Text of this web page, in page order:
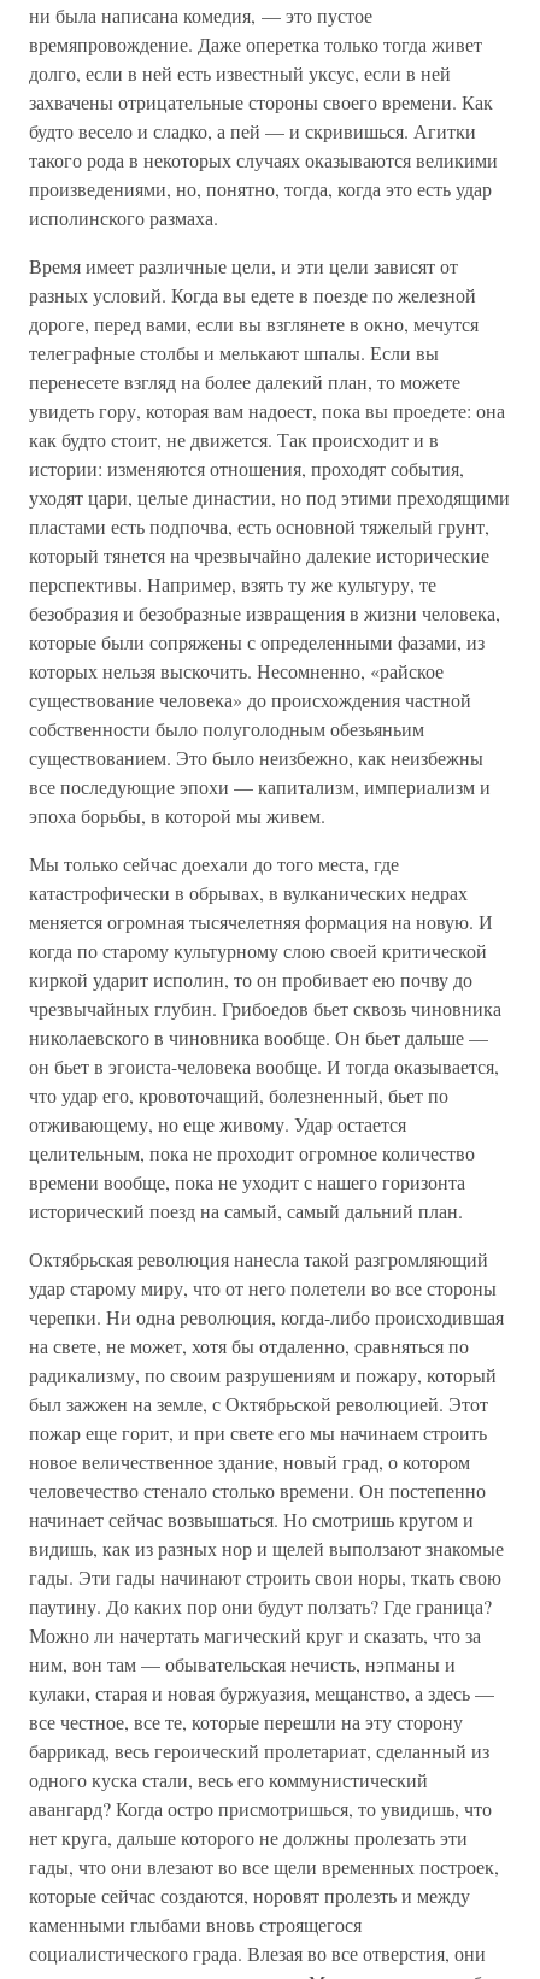
ни была написана комедия, — это пустое
времяпровождение. Даже оперетка только тогда живет
долго, если в ней есть известный уксус, если в ней
захвачены отрицательные стороны своего времени. Как
будто весело и сладко, а пей — и скривишься. Агитки
такого рода в некоторых случаях оказываются великими
произведениями, но, понятно, тогда, когда это есть удар
исполинского размаха.
Время имеет различные цели, и эти цели зависят от
разных условий. Когда вы едете в поезде по железной
дороге, перед вами, если вы взглянете в окно, мечутся
телеграфные столбы и мелькают шпалы. Если вы
перенесете взгляд на более далекий план, то можете
увидеть гору, которая вам надоест, пока вы проедете: она
как будто стоит, не движется. Так происходит и в
истории: изменяются отношения, проходят события,
уходят цари, целые династии, но под этими преходящими
пластами есть подпочва, есть основной тяжелый грунт,
который тянется на чрезвычайно далекие исторические
перспективы. Например, взять ту же культуру, те
безобразия и безобразные извращения в жизни человека,
которые были сопряжены с определенными фазами, из
которых нельзя выскочить. Несомненно, «райское
существование человека» до происхождения частной
собственности было полуголодным обезьяньим
существованием. Это было неизбежно, как неизбежны
все последующие эпохи — капитализм, империализм и
эпоха борьбы, в которой мы живем.
Мы только сейчас доехали до того места, где
катастрофически в обрывах, в вулканических недрах
меняется огромная тысячелетняя формация на новую. И
когда по старому культурному слою своей критической
киркой ударит исполин, то он пробивает ею почву до
чрезвычайных глубин. Грибоедов бьет сквозь чиновника
николаевского в чиновника вообще. Он бьет дальше —
он бьет в эгоиста-человека вообще. И тогда оказывается,
что удар его, кровоточащий, болезненный, бьет по
отживающему, но еще живому. Удар остается
целительным, пока не проходит огромное количество
времени вообще, пока не уходит с нашего горизонта
исторический поезд на самый, самый дальний план.
Октябрьская революция нанесла такой разгромляющий
удар старому миру, что от него полетели во все стороны
черепки. Ни одна революция, когда-либо происходившая
на свете, не может, хотя бы отдаленно, сравняться по
радикализму, по своим разрушениям и пожару, который
был зажжен на земле, с Октябрьской революцией. Этот
пожар еще горит, и при свете его мы начинаем строить
новое величественное здание, новый град, о котором
человечество стенало столько времени. Он постепенно
начинает сейчас возвышаться. Но смотришь кругом и
видишь, как из разных нор и щелей выползают знакомые
гады. Эти гады начинают строить свои норы, ткать свою
паутину. До каких пор они будут ползать? Где граница?
Можно ли начертать магический круг и сказать, что за
ним, вон там — обывательская нечисть, нэпманы и
кулаки, старая и новая буржуазия, мещанство, а здесь —
все честное, все те, которые перешли на эту сторону
баррикад, весь героический пролетариат, сделанный из
одного куска стали, весь его коммунистический
авангард? Когда остро присмотришься, то увидишь, что
нет круга, дальше которого не должны пролезать эти
гады, что они влезают во все щели временных построек,
которые сейчас создаются, норовят пролезть и между
каменными глыбами вновь строящегося
социалистического града. Влезая во все отверстия, они